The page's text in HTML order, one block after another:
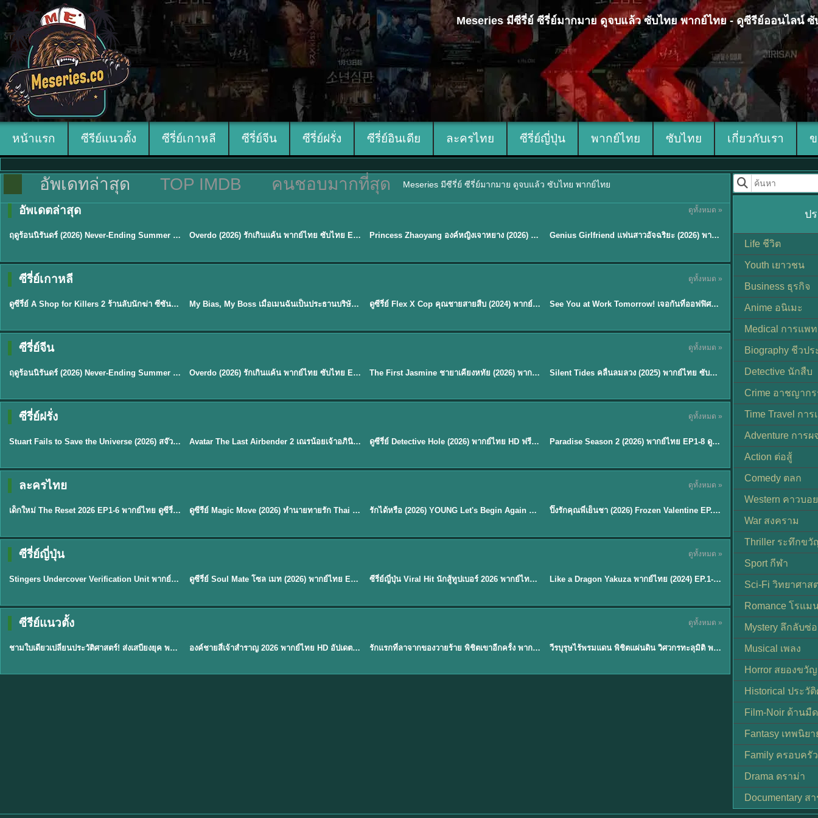
Meseries มีซีรี่ย์ ซีรี่ย์มากมาย ดูจบแล้ว ซับไทย พากย์ไทย - ดูซีรีย์ออนไลน์
หน้าแรก ซีรีย์แนวตั้ง ซีรี่ย์เกาหลี ซีรี่ย์จีน ซีรี่ย์ฝรั่ง ซีรี่ย์อินเดีย ละครไทย ซีรี่ย์ญี่ปุ่น พากย์ไทย ซับไทย เกี่ยวกับเรา
อัพเดทล่าสุด TOP IMDB คนชอบมากที่สุด Meseries มีซีรี่ย์ ซีรี่ย์มากมาย ดูจบแล้ว ซับไทย พากย์ไทย
อัพเดตล่าสุด ดูทั้งหมด »
★8.8
พากย์ไทย
ฤดูร้อนนิรันดร์ (2026) Never-Ending Summer พากย์ไทย EP.1-29 Overdo (2026) รักเกินแค้น พากย์ไทย ซับไทย EP1-33 (จบ) ★8 Princess Zhaoyang องค์หญิงเจาหยาง (2026) พากย์ไทย ซับไทย EP.1-18 ★9 Genius Girlfriend แฟนสาวอัจฉริยะ (2026) พากย์ไทย ซับไทย EP.1-28
ซีรี่ย์เกาหลี ดูทั้งหมด »
★8 EP.16
พากย์ไทย
ดูซีรี่ย์ A Shop for Killers 2 ร้านลับนักฆ่า ซีซัน 2 (2026) ซับไทย-พากย์ไทย My Bias, My Boss เมื่อเมนฉันเป็นประธานบริษัท (2026) พากย์ไทย ซับไทย EP.1-12 ★8 EP.16ดูซีรี่ย์ Flex X Cop คุณชายสายสืบ (2024) พากย์ไทย-ซับไทย EP.1-16 (จบ) ★9 EP.8See You at Work Tomorrow! เจอกันที่ออฟฟิศพรุ่งนี้นะ พากย์ไทย
ซีรี่ย์จีน ดูทั้งหมด »
★8.8
พากย์ไทย
ฤดูร้อนนิรันดร์ (2026) Never-Ending Summer พากย์ไทย EP.1-29 Overdo (2026) รักเกินแค้น พากย์ไทย ซับไทย EP1-33 (จบ) ★9.7 EP.40The First Jasmine ชายาเคียงหทัย (2026) พากย์ไทย EP.1-40 ★9.5 Silent Tides คลื่นลมลวง (2025) พากย์ไทย ซับไทย EP.1-31
ซีรี่ย์ฝรั่ง ดูทั้งหมด »
★8.8 EP.2
พากย์ไทย
Stuart Fails to Save the Universe (2026) สจ๊วตล่มแผนกู้จักรวาล พากย์ไทย EP1-10 ★7.8 EP.7Avatar The Last Airbender 2 เณรน้อยเจ้าอภินิหาร พากย์ไทย EP.9ดูซีรี่ย์ Detective Hole (2026) พากย์ไทย HD ฟรี อัปเดตล่าสุด Netflix EP.8Paradise Season 2 (2026) พากย์ไทย EP1-8 ดูซีรี่ย์ฝรั่ง HD ครบทุกตอน
ละครไทย ดูทั้งหมด »
★ 8 EP.6
พากย์ไทย
เด็กใหม่ The Reset 2026 EP1-6 พากย์ไทย ดูซีรี่ย์ Netflix ล่าสุด HD ดูซีรีย์ Magic Move (2026) ทำนายทายรัก Thai EP.1-10 HD รักได้หรือ (2026) YOUNG Let's Begin Again พากย์ไทย EP.1-19 ★8 ปิ๊งรักคุณพี่เย็นชา (2026) Frozen Valentine EP.1-10 (จบ)
ซีรี่ย์ญี่ปุ่น ดูทั้งหมด »
EP.11
พากย์ไทย
Stingers Undercover Verification Unit พากย์ไทย EP1-11 HD ฟรี ★8 EP.8ดูซีรี่ย์ Soul Mate โซล เมท (2026) พากย์ไทย EP.1-8 (จบ) ★7.9 EP.6ซีรี่ย์ญี่ปุ่น Viral Hit นักสู้ทูปเบอร์ 2026 พากย์ไทย EP.1-6 ★7 EP.6Like a Dragon Yakuza พากย์ไทย (2024) EP.1-6 (จบ)
ซีรีย์แนวตั้ง ดูทั้งหมด »
EP.1
พากย์ไทย
ชามใบเดียวเปลี่ยนประวัติศาสตร์! ส่งเสบียงยุค พากย์ไทย EP.1องค์ชายสี่เจ้าสำราญ 2026 พากย์ไทย HD อัปเดตล่าสุด ดูออนไลน์ EP.1รักแรกที่ลาจากของวายร้าย พิชิตเขาอีกครั้ง พากย์ไทย EP.1วีรบุรุษไร้พรมแดน พิชิตแผ่นดิน วิศวกรทะลุมิติ พลิกแผ่นดิน
ป
Life ชีวิต
Youth เยาวชน
Business ธุรกิจ
Anime อนิเมะ
Medical การแพ
Biography ชีวปร
Detective นักสืบ
Crime อาชญาก
Time Travel กา
Adventure การ
Action ต่อสู้
Comedy ตลก
Western คาวบอ
War สงคราม
Thriller ระทึกขวั
Sport กีฬา
Sci-Fi วิทยาศาส
Romance โรแม
Mystery ลึกลับซ่
Musical เพลง
Horror สยองขวัญ
Historical ประวั
Film-Noir ด้านมื
Fantasy เทพนิยา
Family ครอบครัว
Drama ดราม่า
Documentary ส